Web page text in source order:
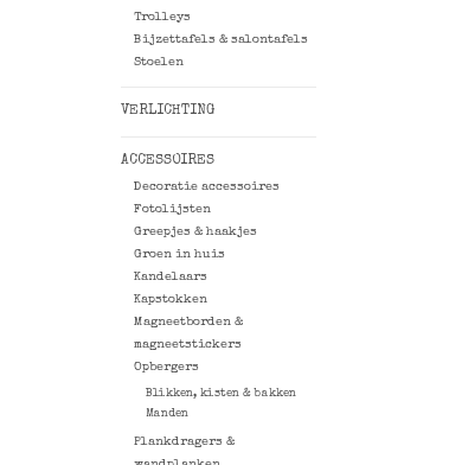
Trolleys
Bijzettafels & salontafels
Stoelen
VERLICHTING
ACCESSOIRES
Decoratie accessoires
Fotolijsten
Greepjes & haakjes
Groen in huis
Kandelaars
Kapstokken
Magneetborden &
magneetstickers
Opbergers
Blikken, kisten & bakken
Manden
Plankdragers &